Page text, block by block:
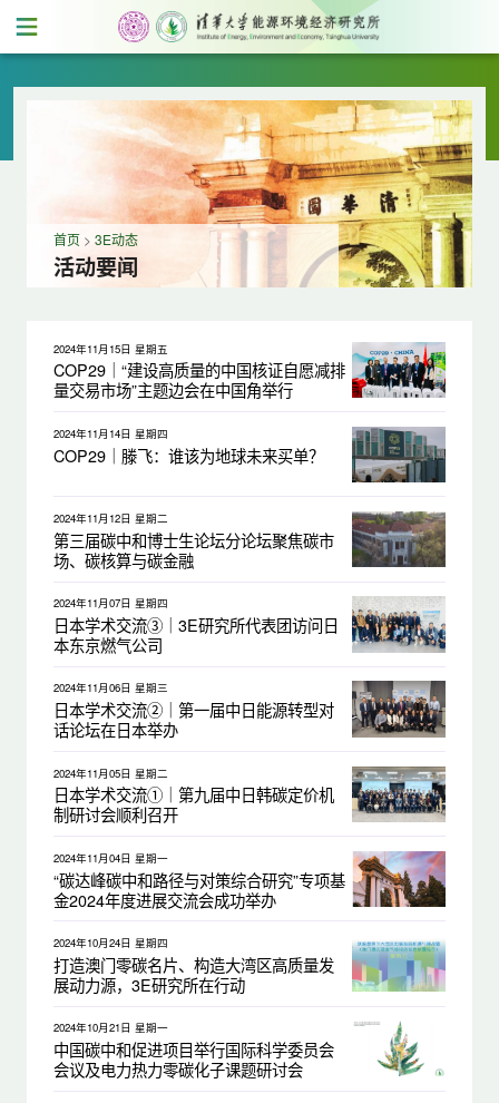
首页 > 3E动态
活动要闻
2024年11月15日 星期五
COP29｜“建设高质量的中国核证自愿减排
量交易市场”主题边会在中国角举行
2024年11月14日 星期四
COP29｜滕飞：谁该为地球未来买单？
2024年11月12日 星期二
第三届碳中和博士生论坛分论坛聚焦碳市
场、碳核算与碳金融
2024年11月07日 星期四
日本学术交流③｜3E研究所代表团访问日
本东京燃气公司
2024年11月06日 星期三
日本学术交流②｜第一届中日能源转型对
话论坛在日本举办
2024年11月05日 星期二
日本学术交流①｜第九届中日韩碳定价机
制研讨会顺利召开
2024年11月04日 星期一
“碳达峰碳中和路径与对策综合研究”专项基
金2024年度进展交流会成功举办
2024年10月24日 星期四
打造澳门零碳名片、构造大湾区高质量发
展动力源，3E研究所在行动
2024年10月21日 星期一
中国碳中和促进项目举行国际科学委员会
会议及电力热力零碳化子课题研讨会